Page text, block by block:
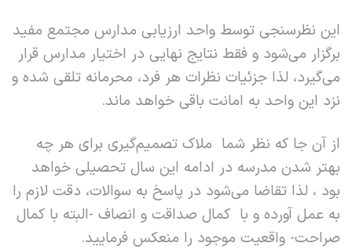
این نظرسنجی توسط واحد ارزیابی مدارس مجتمع مفید
برگزار می‌شود و فقط نتایج نهایی در اختیار مدارس قرار
می‌گیرد، لذا جزئیات نظرات هر فرد، محرمانه تلقی شده و
نزد این واحد به امانت باقی خواهد ماند.
از آن جا که نظر شما ملاک تصمیم‌گیری برای هر چه
بهتر شدن مدرسه در ادامه این سال تحصیلی خواهد
بود ، لذا تقاضا می‌شود در پاسخ به سوالات، دقت لازم را
به عمل آورده و با کمال صداقت و انصاف -البته با کمال
صراحت- واقعیت موجود را منعکس فرمایید.